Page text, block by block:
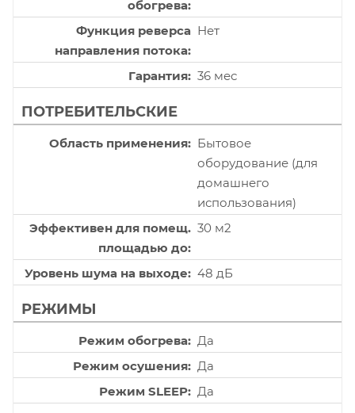
обогрева
Функция реверса
направления потока
Нет
Гарантия 36 мес
ПОТРЕБИТЕЛЬСКИЕ
Область применения
Бытовое
оборудование (для
домашнего
использования)
Эффективен для помещ.
площадью до
30 м2
Уровень шума на выходе 48 дБ
РЕЖИМЫ
Режим обогрева
Да
Режим осушения
Да
Режим SLEEP
Да